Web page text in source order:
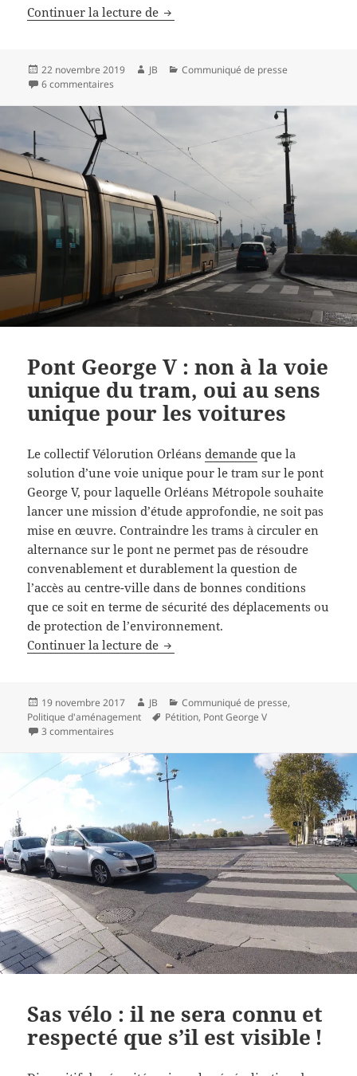
Continuer la lecture de Intransigeant, le collectif
Publié
le
22 novembre 2019 Auteur
JB Catégories
Communiqué de presse
6 commentaires
Pont George V : non à la voie
unique du tram, oui au sens
unique pour les voitures
Le collectif Vélorution Orléansdemande que la
solution d’une voie unique pour le tram sur le pont
George V, pour laquelle Orléans Métropole souhaite
lancer une mission d’étude approfondie, ne soit pas
mise en œuvre. Contraindre les trams à circuler en
alternance sur le pont ne permet pas de résoudre
convenablement et durablement la question de
l’accès au centre-ville dans de bonnes conditions
que ce soit en terme de sécurité des déplacements ou
de protection de l’environnement.
Continuer la lecture de Pont George V : non à la voie
Publié
le
19 novembre 2017 Auteur
JB Catégories
Communiqué de presse,
Politique d'aménagement
Mots-
Pétition, Pont George V
3 commentaires
Sas vélo : il ne sera connu et
respecté que s’il est visible !